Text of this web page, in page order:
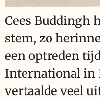
Cees Buddingh
stem, zo
een optreden
International in
vertaalde veel